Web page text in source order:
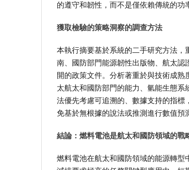
的遵守和韌性，而不是僅依賴傳統的功
獲取檢驗的策略洞察的調查方法
本執行摘要基於系統的二手研究方法
南、國防部門能源韌性出版物、航太
開的政策文件。分析著重於與技術成
太航太和國防部門的能力、氫能生態
法優先考慮可追溯的、數據支持的指
免基於無根據的說法或推測進行數值預
結論：燃料電池是航太和國防領域的戰
燃料電池在航太和國防領域的能源轉